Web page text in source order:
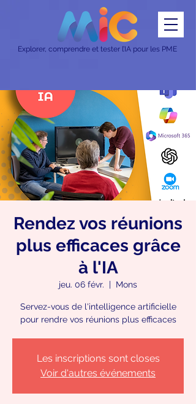
Explorer, comprendre et tester l’IA pour les PME
Rendez vos réunions
plus efficaces grâce
à l'IA
jeu. 06 févr.
  |
Mons
Servez-vous de l'intelligence artificielle
pour rendre vos réunions plus efficaces
Les inscriptions sont closes
Voir d'autres événements